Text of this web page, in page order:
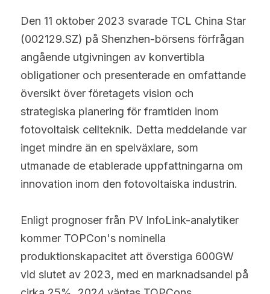
Den 11 oktober 2023 svarade TCL China Star
(002129.SZ) på Shenzhen-börsens förfrågan
angående utgivningen av konvertibla
obligationer och presenterade en omfattande
översikt över företagets vision och
strategiska planering för framtiden inom
fotovoltaisk cellteknik. Detta meddelande var
inget mindre än en spelväxlare, som
utmanade de etablerade uppfattningarna om
innovation inom den fotovoltaiska industrin.
Enligt prognoser från PV InfoLink-analytiker
kommer TOPCon's nominella
produktionskapacitet att överstiga 600GW
vid slutet av 2023, med en marknadsandel på